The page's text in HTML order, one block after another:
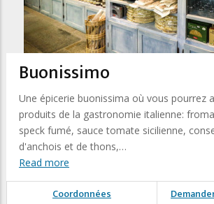
Buonissimo
Une épicerie buonissima où vous pourrez
produits de la gastronomie italienne:
speck fumé, sauce tomate sicilienne,
d'anchois et de thons,…
Read more
Coordonnées